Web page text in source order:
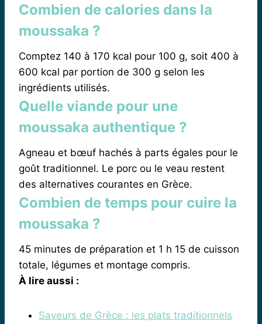
Combien de calories dans la
moussaka ?
Comptez 140 à 170 kcal pour 100 g, soit 400 à
600 kcal par portion de 300 g selon les
ingrédients utilisés.
Quelle viande pour une
moussaka authentique ?
Agneau et bœuf hachés à parts égales pour le
goût traditionnel. Le porc ou le veau restent
des alternatives courantes en Grèce.
Combien de temps pour cuire la
moussaka ?
45 minutes de préparation et 1 h 15 de cuisson
totale, légumes et montage compris.
À lire aussi :
Saveurs de Grèce : les plats traditionnels